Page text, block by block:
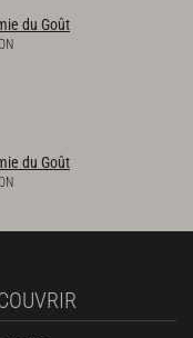
du Goût
du Goût